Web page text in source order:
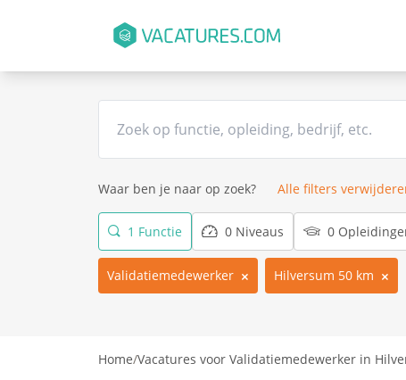
Waar ben je naar op zoek? Alle filters
1 Functie 0 Niveaus 0
Validatiemedewerker Hilversum 50 km
Home/Vacatures voor Validatiemedewerker in